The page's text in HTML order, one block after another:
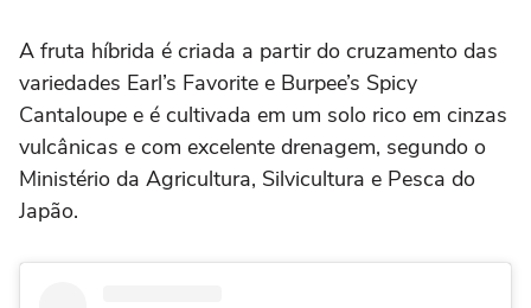
A fruta híbrida é criada a partir do cruzamento das
variedades Earl’s Favorite e Burpee’s Spicy
Cantaloupe e é cultivada em um solo rico em cinzas
vulcânicas e com excelente drenagem, segundo o
Ministério da Agricultura, Silvicultura e Pesca do
Japão.